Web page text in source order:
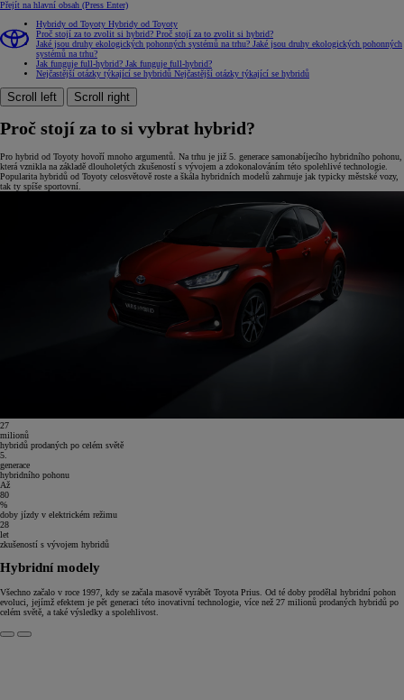
Přejít na hlavní obsah (Press Enter)
Hybridy od Toyoty Hybridy od Toyoty
Proč stojí za to zvolit si hybrid? Proč stojí za to zvolit si hybrid?
Jaké jsou druhy ekologických pohonných systémů na trhu? Jaké jsou druhy ekologických pohonných
systémů na trhu?
Jak funguje full-hybrid? Jak funguje full-hybrid?
Nejčastější otázky týkající se hybridů Nejčastější otázky týkající se hybridů
Scroll left Scroll right
Proč stojí za to si vybrat hybrid?
Pro hybrid od Toyoty hovoří mnoho argumentů. Na trhu je již 5. generace samonabíjecího hybridního pohonu,
která vznikla na základě dlouholetých zkušeností s vývojem a zdokonalováním této spolehlivé technologie.
Popularita hybridů od Toyoty celosvětově roste a škála hybridních modelů zahrnuje jak typicky městské vozy,
tak ty spíše sportovní.
27
milionů
hybridů prodaných po celém světě
5.
generace
hybridního pohonu
Až
80
%
doby jízdy v elektrickém režimu
28
let
zkušeností s vývojem hybridů
Hybridní modely
Všechno začalo v roce 1997, kdy se začala masově vyrábět Toyota Prius. Od té doby prodělal hybridní pohon
evoluci, jejímž efektem je pět generaci této inovativní technologie, více než 27 milionů prodaných hybridů po
celém světě, a také výsledky a spolehlivost.